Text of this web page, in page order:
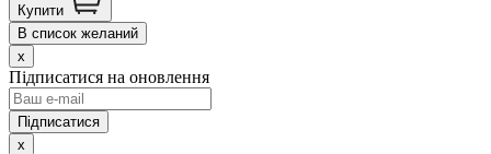
Купити
В список желаний
x
Підписатися на оновлення
x